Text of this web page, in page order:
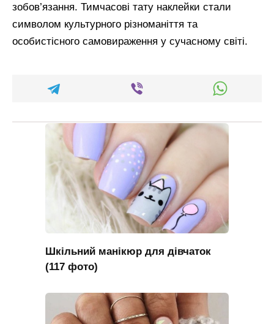
зобов’язання. Тимчасові тату наклейки стали
символом культурного різноманіття та
особистісного самовираження у сучасному світі.
Шкільний манікюр для дівчаток
(117 фото)